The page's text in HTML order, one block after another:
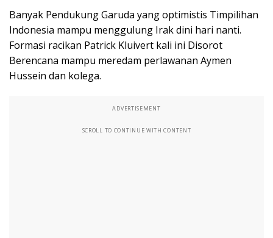
Banyak Pendukung Garuda yang optimistis Timpilihan
Indonesia mampu menggulung Irak dini hari nanti.
Formasi racikan Patrick Kluivert kali ini Disorot
Berencana mampu meredam perlawanan Aymen
Hussein dan kolega.
ADVERTISEMENT
SCROLL TO CONTINUE WITH CONTENT